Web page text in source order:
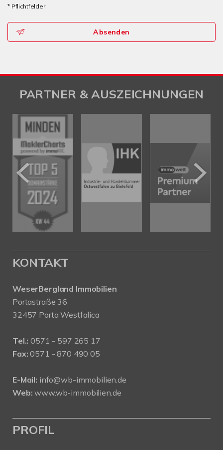
* Pflichtfelder
Absenden
PARTNER & AUSZEICHNUNGEN
KONTAKT
WeserBergland Immobilien
Portastraße 36
32457 Porta Westfalica
Tel.: 0571 - 597 265 17
Fax: 0571 - 870 490 05
E-Mail: info@wb-immobilien.de
Web: www.wb-immobilien.de
PROFIL